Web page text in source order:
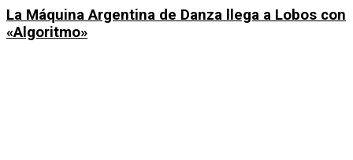
La Máquina Argentina de Danza llega a Lobos con
«Algoritmo»